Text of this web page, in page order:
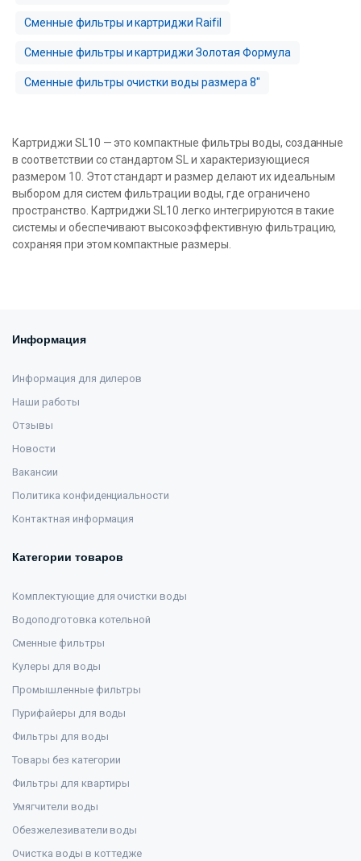
Сменные фильтры и картриджи Raifil
Сменные фильтры и картриджи Золотая Формула
Сменные фильтры очистки воды размера 8″
Картриджи SL10 — это компактные фильтры воды, созданные
в соответствии со стандартом SL и характеризующиеся
размером 10. Этот стандарт и размер делают их идеальным
выбором для систем фильтрации воды, где ограничено
пространство. Картриджи SL10 легко интегрируются в такие
системы и обеспечивают высокоэффективную фильтрацию,
сохраняя при этом компактные размеры.
Информация
Информация для дилеров
Наши работы
Отзывы
Новости
Вакансии
Политика конфиденциальности
Контактная информация
Категории товаров
Комплектующие для очистки воды
Водоподготовка котельной
Сменные фильтры
Кулеры для воды
Промышленные фильтры
Пурифайеры для воды
Фильтры для воды
Товары без категории
Фильтры для квартиры
Умягчители воды
Обезжелезиватели воды
Очистка воды в коттедже